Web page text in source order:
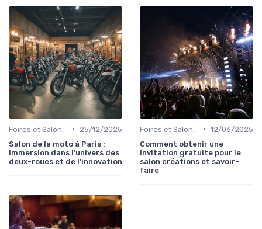
•
25/12/2025
Salon de la moto à Paris :
immersion dans l’univers des
deux-roues et de l’innovation
• 12/06/2025
Comment obtenir une
invitation gratuite pour le
salon créations et savoir-
faire